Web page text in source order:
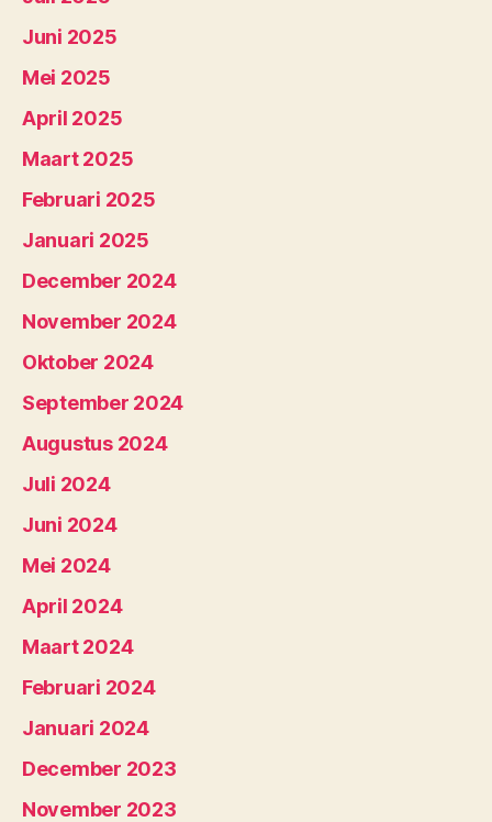
Juni 2025
Mei 2025
April 2025
Maart 2025
Februari 2025
Januari 2025
December 2024
November 2024
Oktober 2024
September 2024
Augustus 2024
Juli 2024
Juni 2024
Mei 2024
April 2024
Maart 2024
Februari 2024
Januari 2024
December 2023
November 2023